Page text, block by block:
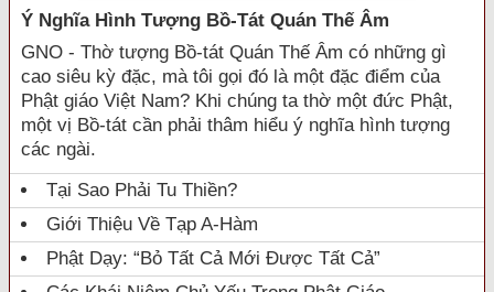
Ý Nghĩa Hình Tượng Bồ-Tát Quán Thế Âm
GNO - Thờ tượng Bồ-tát Quán Thế Âm có những gì
cao siêu kỳ đặc, mà tôi gọi đó là một đặc điểm của
Phật giáo Việt Nam? Khi chúng ta thờ một đức Phật,
một vị Bồ-tát cần phải thâm hiểu ý nghĩa hình tượng
các ngài.
Tại Sao Phải Tu Thiền?
Giới Thiệu Về Tạp A-Hàm
Phật Dạy: “Bỏ Tất Cả Mới Được Tất Cả”